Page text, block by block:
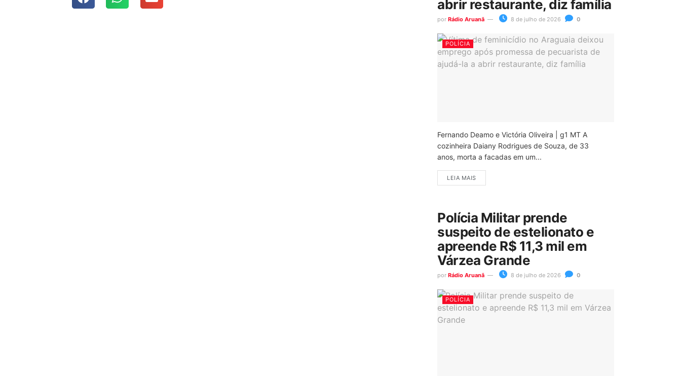
abrir restaurante, diz família
por Rádio Aruanã 8 de julho de 2026 0
POLÍCIA
Fernando Deamo e Victória Oliveira | g1 MT A
cozinheira Daiany Rodrigues de Souza, de 33
anos, morta a facadas em um...
LEIA MAIS
Polícia Militar prende
suspeito de estelionato e
apreende R$ 11,3 mil em
Várzea Grande
por Rádio Aruanã 8 de julho de 2026 0
POLÍCIA